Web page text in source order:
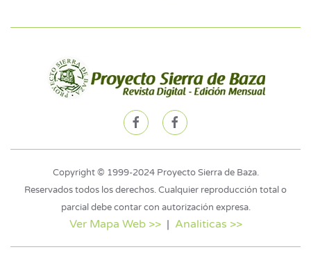
Copyright © 1999-2024 Proyecto Sierra de Baza.
Reservados todos los derechos. Cualquier reproducción total o
parcial debe contar con autorización expresa.
Ver Mapa Web >>| Analiticas >>